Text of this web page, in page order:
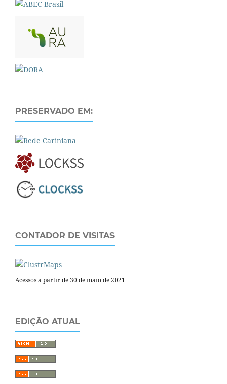
PRESERVADO EM:
CONTADOR DE VISITAS
Acessos a partir de 30 de maio de 2021
EDIÇÃO ATUAL